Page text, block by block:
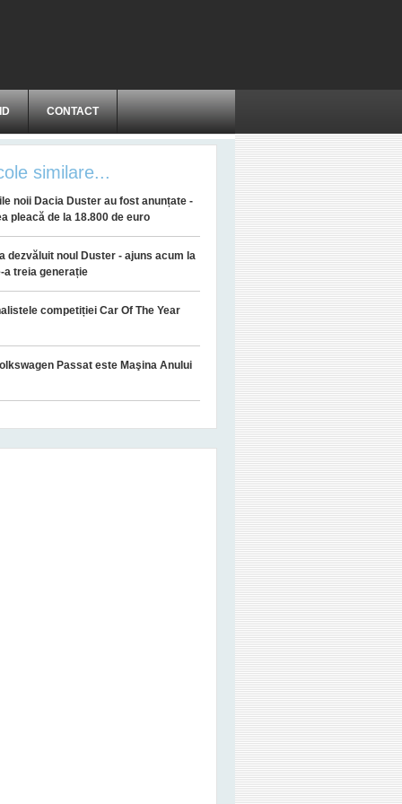
CONTACT
similare...
noii Dacia Duster au fost anunțate -
pleacă de la 18.800 de euro
dezvăluit noul Duster - ajuns acum la
a treia generație
competiției Car Of The Year
Passat este Maşina Anului